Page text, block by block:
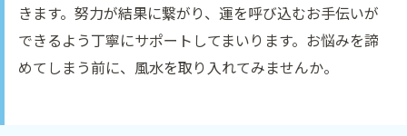
きます。努力が結果に繋がり、運を呼び込むお手伝いが
できるよう丁寧にサポートしてまいります。お悩みを諦
めてしまう前に、風水を取り入れてみませんか。